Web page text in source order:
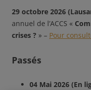
29 octobre 2026
annuel de l’ACCS «
crises ? » – Pour
Passés
04 Mai 2026 (En